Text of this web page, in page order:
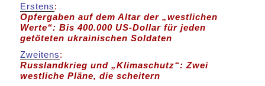
Erstens:
Opfergaben auf dem Altar der „westlichen
Werte“: Bis 400.000 US-Dollar für jeden
getöteten ukrainischen Soldaten
Zweitens:
Russlandkrieg und „Klimaschutz“: Zwei
westliche Pläne, die scheitern